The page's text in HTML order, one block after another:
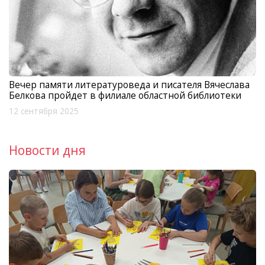
Вечер памяти литературоведа и писателя Вячеслава
Белкова пройдет в филиале областной библиотеки
12 сентября 2025
Новости дня